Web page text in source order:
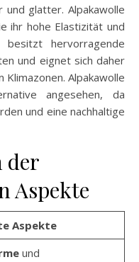
und glatter. Alpakawolle
ihr hohe Elastizität und
besitzt hervorragende
und eignet sich daher
Alpakawolle
angesehen, da
und eine nachhaltige
der
Aspekte
Aspekte
und